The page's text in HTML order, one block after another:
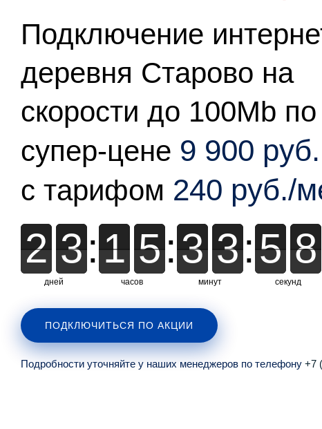
Подключение
деревня Старово на
скорости до 100Mb по
супер-цене 9 900 руб.
с тарифом 240 руб./
дней
2
2 3
3:
часов
1
1 5
5:
минут
3
3 3
3
3:
секунд
5
5
5 7
7
7
ПОДКЛЮЧИТЬСЯ ПО АКЦИИ
Подробности уточняйте у наших менеджеров по телефону +7